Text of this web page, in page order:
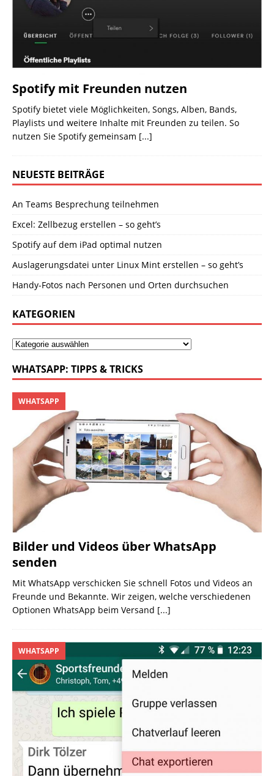
Spotify mit Freunden nutzen
Spotify bietet viele Möglichkeiten, Songs, Alben, Bands,
Playlists und weitere Inhalte mit Freunden zu teilen. So
nutzen Sie Spotify gemeinsam [...]
NEUESTE BEITRÄGE
An Teams Besprechung teilnehmen
Excel: Zellbezug erstellen – so geht’s
Spotify auf dem iPad optimal nutzen
Auslagerungsdatei unter Linux Mint erstellen – so geht’s
Handy-Fotos nach Personen und Orten durchsuchen
KATEGORIEN
WHATSAPP: TIPPS & TRICKS
Bilder und Videos über WhatsApp
senden
WHATSAPP
Mit WhatsApp verschicken Sie schnell Fotos und Videos an
Freunde und Bekannte. Wir zeigen, welche verschiedenen
Optionen WhatsApp beim Versand [...]
WHATSAPP